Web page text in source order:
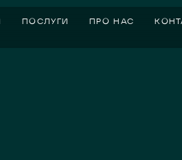
ПОСЛУГИ ПРО НАС